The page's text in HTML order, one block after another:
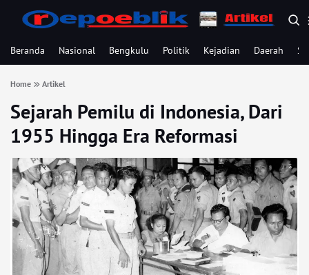
Beranda Nasional Bengkulu Politik Kejadian Daerah
Home Artikel
Sejarah Pemilu di Indonesia, Dari
1955 Hingga Era Reformasi